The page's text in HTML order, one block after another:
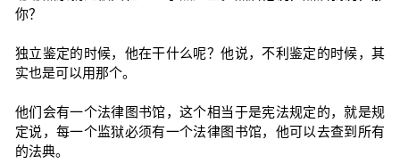
你？
独立鉴定的时候，他在干什么呢？他说，不利鉴定的时候，其
实也是可以用那个。
他们会有一个法律图书馆，这个相当于是宪法规定的，就是规
定说，每一个监狱必须有一个法律图书馆，他可以去查到所有
的法典。